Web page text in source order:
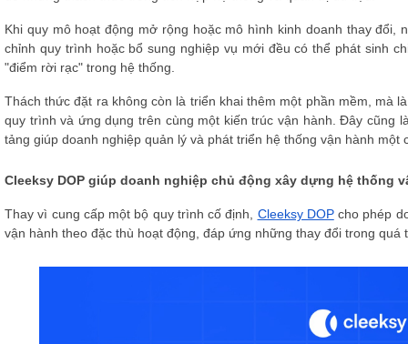
Khi quy mô hoạt động mở rộng hoặc mô hình kinh doanh thay
chỉnh quy trình hoặc bổ sung nghiệp vụ mới đều có thể phát sinh
"điểm rời rạc" trong hệ thống.
Thách thức đặt ra không còn là triển khai thêm một phần mềm, mà
quy trình và ứng dụng trên cùng một kiến trúc vận hành. Đây cũng
tảng giúp doanh nghiệp quản lý và phát triển hệ thống vận hành
Cleeksy DOP giúp doanh nghiệp chủ động xây dựng hệ thống
Thay vì cung cấp một bộ quy trình cố định, Cleeksy DOPcho phép
vận hành theo đặc thù hoạt động, đáp ứng những thay đổi trong quá